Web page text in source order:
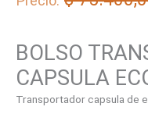
BOLSO
CAPSULA
Transportador capsula de